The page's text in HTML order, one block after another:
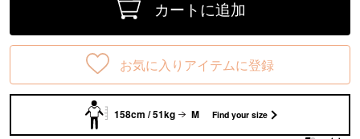
カートに追加
お気に入りアイテムに登録
158cm / 51kg M Find your size